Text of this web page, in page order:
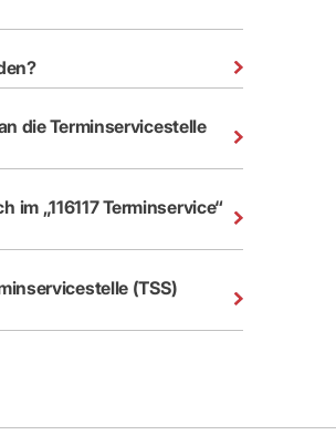
die Terminservicestelle
„116117 Terminservice“
(TSS)